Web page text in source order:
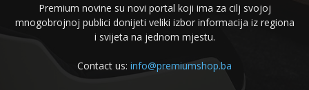
Premium novine su novi portal koji ima za cilj svojoj
mnogobrojnoj publici donijeti veliki izbor informacija iz regiona
i svijeta na jednom mjestu.
Contact us: info@premiumshop.ba